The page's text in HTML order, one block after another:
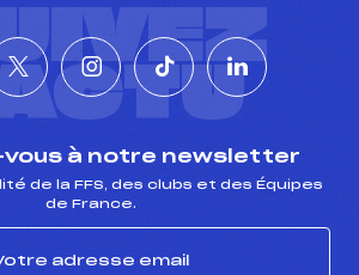
à notre newsletter
de la FFS, des clubs et des Équipes
de France.